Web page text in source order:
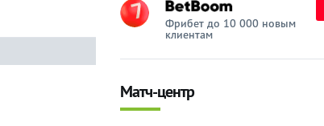
Фрибет до 10 000 новым
клиентам
Матч-центр